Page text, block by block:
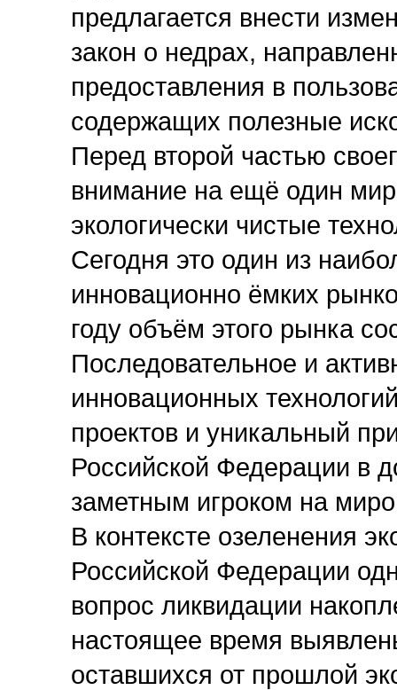
предлагается внести
закон о недрах,
предоставления в
содержащих полезные
Перед второй частью
внимание на ещё один
экологически чистые
Сегодня это один из
инновационно ёмких
году объём этого рынка
Последовательное и
инновационных
проектов и уникальный
Российской Федерации в
заметным игроком на
В контексте озеленения
Российской Федерации
вопрос ликвидации
настоящее время
оставшихся от прошлой